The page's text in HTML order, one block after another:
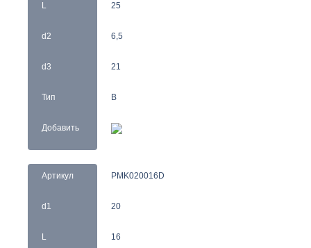
L
d2
d3
Тип
Добавить
25
6,5
21
B
Артикул
d1
L
PMK020016D
20
16